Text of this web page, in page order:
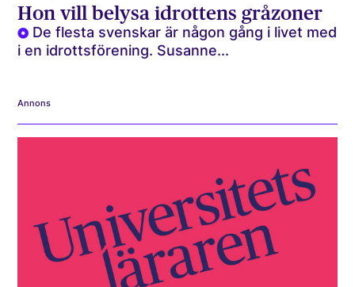
Hon vill belysa idrottens gråzoner
De flesta svenskar är någon gång i livet med
i en idrottsförening. Susanne...
Annons